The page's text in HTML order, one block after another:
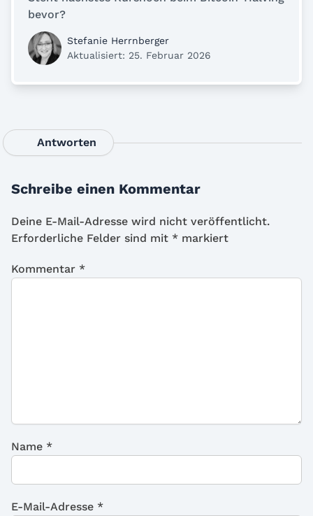
bevor?
Stefanie Herrnberger
Aktualisiert: 25. Februar 2026
Antworten
Schreibe einen Kommentar
Deine E-Mail-Adresse wird nicht veröffentlicht.
Erforderliche Felder sind mit * markiert
Kommentar *
Name *
E-Mail-Adresse *